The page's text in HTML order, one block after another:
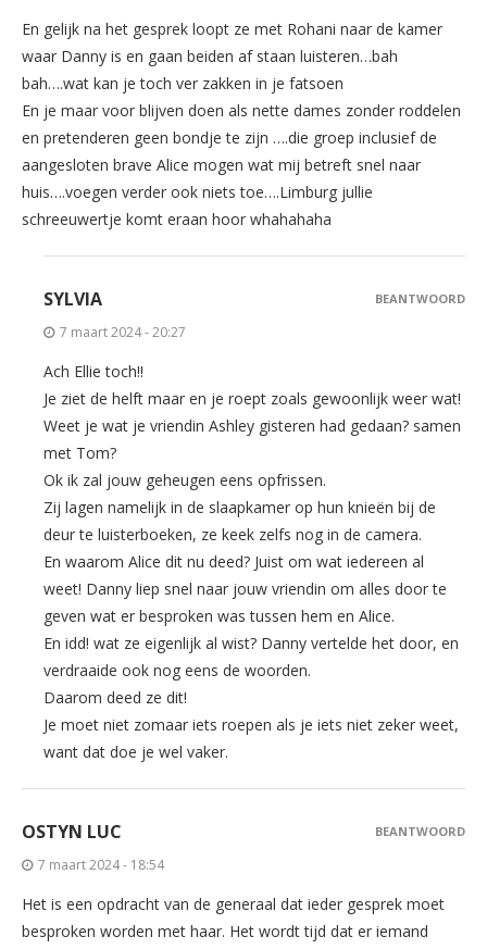
En gelijk na het gesprek loopt ze met Rohani naar de kamer
waar Danny is en gaan beiden af staan luisteren…bah
bah….wat kan je toch ver zakken in je fatsoen
En je maar voor blijven doen als nette dames zonder roddelen
en pretenderen geen bondje te zijn ….die groep inclusief de
aangesloten brave Alice mogen wat mij betreft snel naar
huis….voegen verder ook niets toe….Limburg jullie
schreeuwertje komt eraan hoor whahahaha
SYLVIA
7 maart 2024 - 20:27
Ach Ellie toch!!
Je ziet de helft maar en je roept zoals gewoonlijk weer wat!
Weet je wat je vriendin Ashley gisteren had gedaan? samen
met Tom?
Ok ik zal jouw geheugen eens opfrissen.
Zij lagen namelijk in de slaapkamer op hun knieën bij de
deur te luisterboeken, ze keek zelfs nog in de camera.
En waarom Alice dit nu deed? Juist om wat iedereen al
weet! Danny liep snel naar jouw vriendin om alles door te
geven wat er besproken was tussen hem en Alice.
En idd! wat ze eigenlijk al wist? Danny vertelde het door, en
verdraaide ook nog eens de woorden.
Daarom deed ze dit!
Je moet niet zomaar iets roepen als je iets niet zeker weet,
want dat doe je wel vaker.
BEANTWOORD
OSTYN LUC
7 maart 2024 - 18:54
Het is een opdracht van de generaal dat ieder gesprek moet
besproken worden met haar. Het wordt tijd dat er iemand
BEANTWOORD